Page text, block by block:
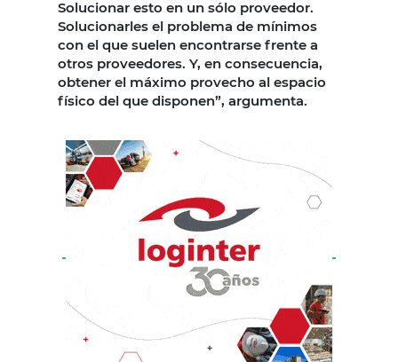
Solucionar esto en un sólo proveedor.
Solucionarles el problema de mínimos
con el que suelen encontrarse frente a
otros proveedores. Y, en consecuencia,
obtener el máximo provecho al espacio
físico del que disponen”, argumenta.